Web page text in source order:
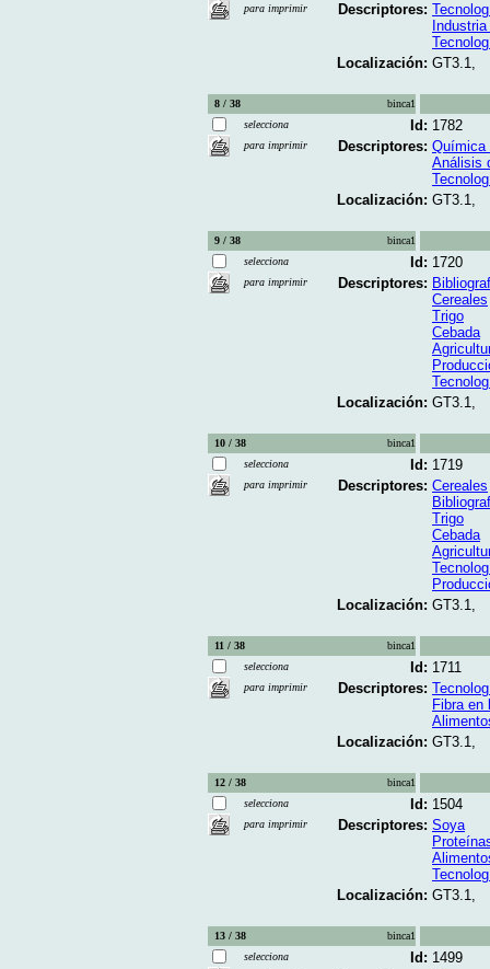
para imprimir
Descriptores:
Localización: GT3.1,
8 / 38
binca1
selecciona
para imprimir
Id: 1782
Descriptores: Química
Análisis
Localización: GT3.1,
9 / 38
binca1
selecciona
para imprimir
Id: 1720
Descriptores:
Cereales
Trigo
Cebada
Localización: GT3.1,
10 / 38
binca1
selecciona
para imprimir
Id: 1719
Descriptores: Cereales
Trigo
Cebada
Localización: GT3.1,
11 / 38
binca1
selecciona
para imprimir
Id: 1711
Descriptores:
Fibra en
Localización: GT3.1,
12 / 38
binca1
selecciona
para imprimir
Id: 1504
Descriptores: Soya
Localización: GT3.1,
13 / 38
binca1
selecciona
Id: 1499